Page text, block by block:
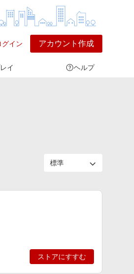
グイン アカウント作成
イ ヘルプ
ストアにすすむ